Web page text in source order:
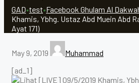
GAD•test•Facebook Ghulam Al
Khamis, Ybhg. Ustaz Abd Muein Abd
Ayat 171)
May 9, 2019
Muhammad
[ad_1]